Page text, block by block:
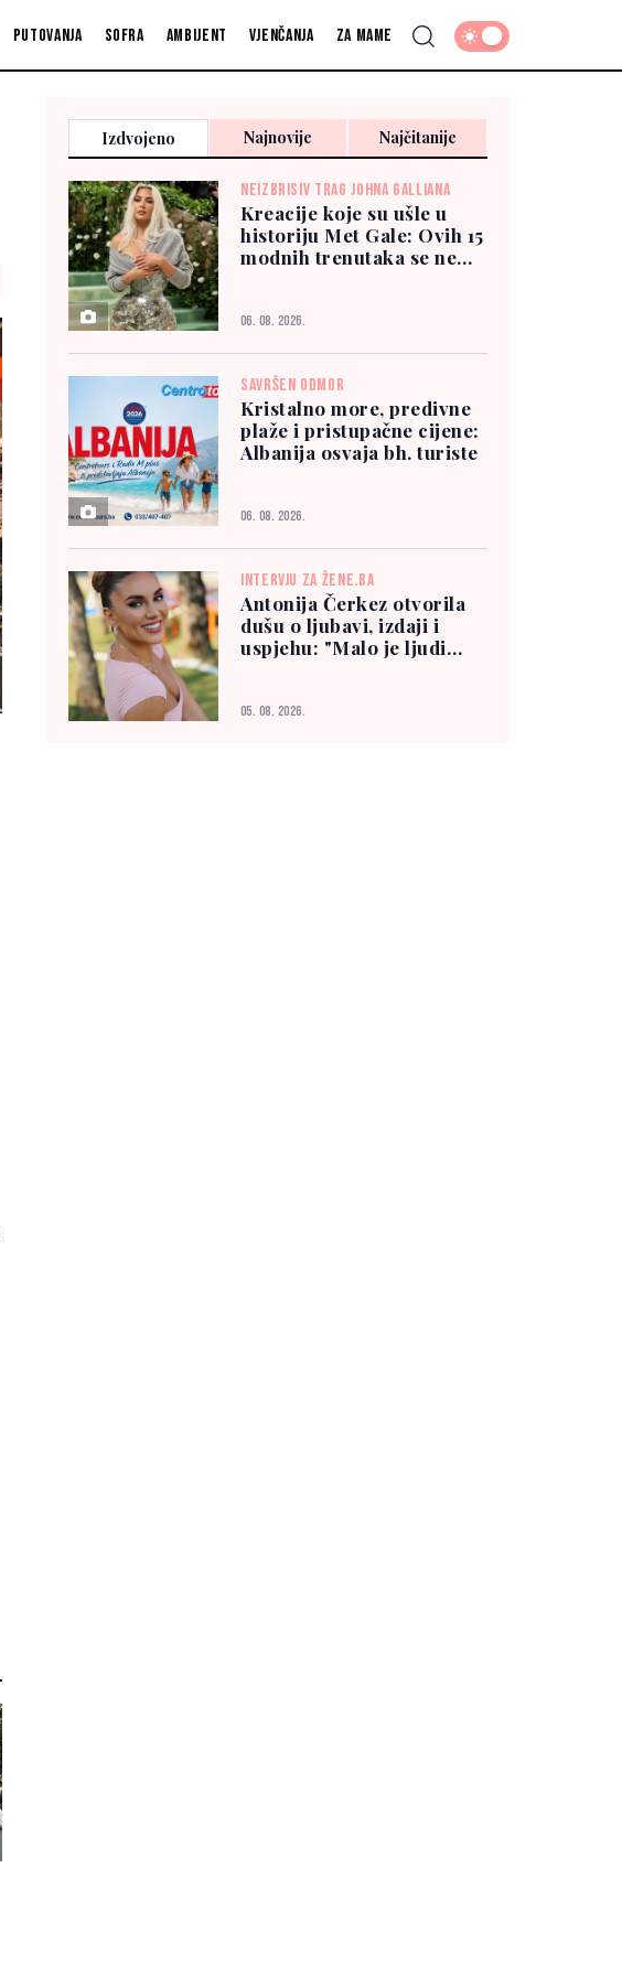
Putovanja Sofra Ambijent Vjenčanja Za mame
Izdvojeno Najnovije Najčitanije
NEIZBRISIV TRAG JOHNA GALLIANA
Kreacije koje su ušle u
historiju Met Gale: Ovih 15
modnih trenutaka se ne
06. 08. 2026.
SAVRŠEN ODMOR
Kristalno more, predivne
plaže i pristupačne cijene:
Albanija osvaja bh. turiste
06. 08. 2026.
INTERVJU ZA ŽENE.BA
Antonija Čerkez otvorila
dušu o ljubavi, izdaji i
uspjehu: "Malo je ljudi
05. 08. 2026.